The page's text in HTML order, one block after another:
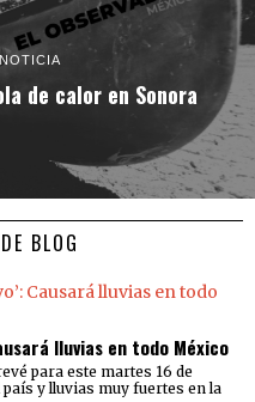
de calor en Sonora
BLOG
lluvias en todo México
para este martes 16 de
y lluvias muy fuertes en la